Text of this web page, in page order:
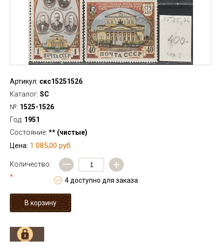
Артикул: скс15251526
Каталог: SC
№: 1525-1526
Год: 1951
Состояние: ** (чистые)
Цена: 1 085,00 руб.
Количество:
*
— +
4 доступно для заказа